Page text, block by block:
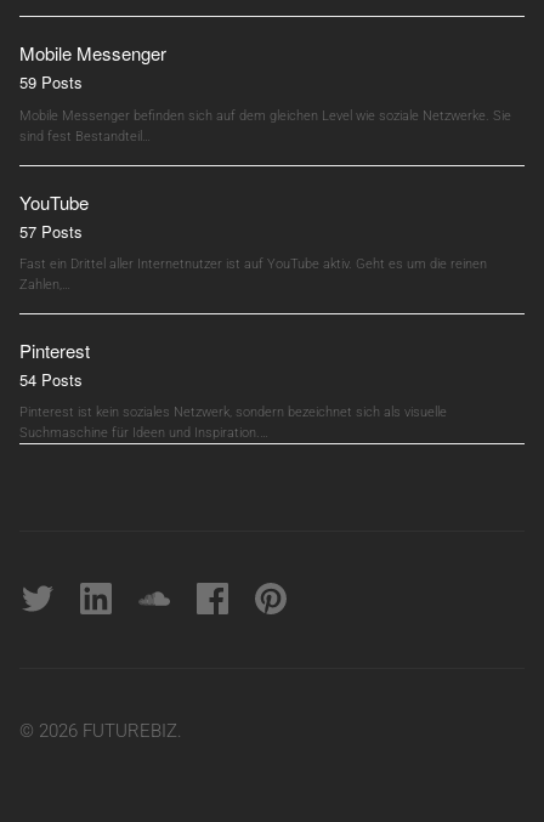
Mobile Messenger
59 Posts
Mobile Messenger befinden sich auf dem gleichen Level wie soziale Netzwerke. Sie
sind fest Bestandteil…
YouTube
57 Posts
Fast ein Drittel aller Internetnutzer ist auf YouTube aktiv. Geht es um die reinen
Zahlen,…
Pinterest
54 Posts
Pinterest ist kein soziales Netzwerk, sondern bezeichnet sich als visuelle
Suchmaschine für Ideen und Inspiration.…
Twitter linkedin soundcloudFacebookpinterest
© 2026 FUTUREBIZ.